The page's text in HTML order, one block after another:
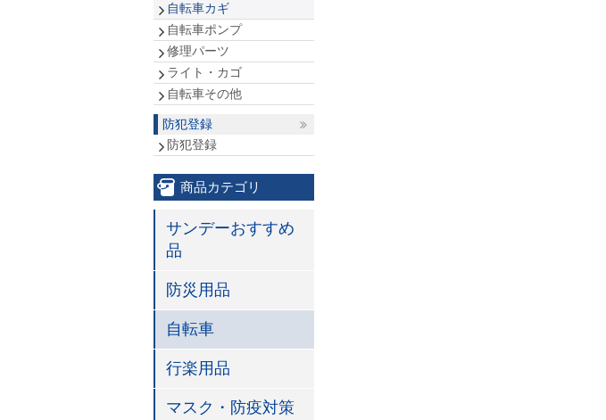
自転車カギ
自転車ポンプ
修理パーツ
ライト・カゴ
自転車その他
防犯登録
防犯登録
商品カテゴリ
サンデーおすすめ
品
防災用品
自転車
行楽用品
マスク・防疫対策